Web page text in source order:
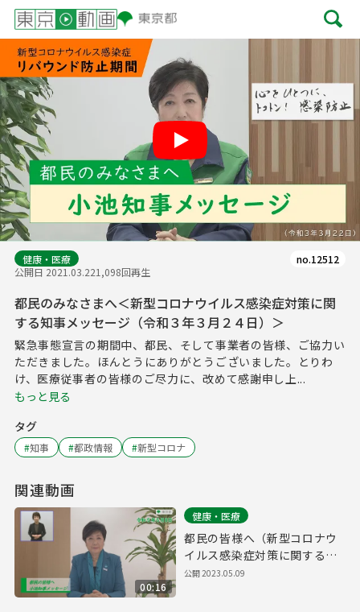
Play
健康・医療
公開日 2021.03.221,098回再生
no.12512
都民のみなさまへ＜新型コロナウイルス感染症対策に関
する知事メッセージ（令和３年３月２４日）＞
緊急事態宣言の期間中、都民、そして事業者の皆様、ご協力い
ただきました。ほんとうにありがとうございました。とりわ
け、医療従事者の皆様のご尽力に、改めて感謝申し上...
もっと見る
タグ
#知事 #都政情報 #新型コロナ
関連動画
00:16
健康・医療
都民の皆様へ（新型コロナウ
イルス感染症対策に関する知
事メッセージ 15秒手話付き
公開2023.05.09